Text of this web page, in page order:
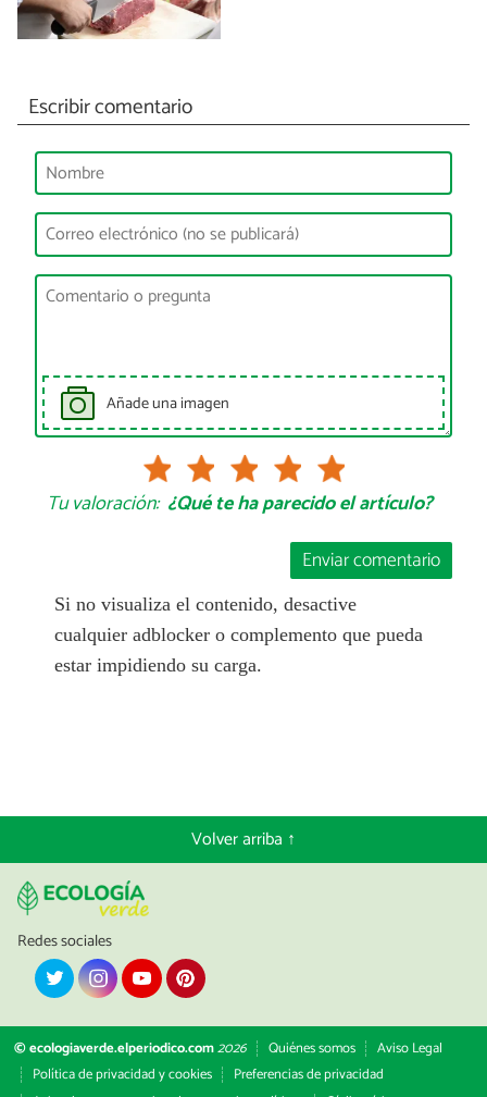
Escribir comentario
Añade una imagen
Tu valoración: ¿Qué te ha parecido el artículo?
Enviar comentario
Si no visualiza el contenido, desactive
cualquier adblocker o complemento que pueda
estar impidiendo su carga.
Volver arriba ↑
Redes sociales
© ecologiaverde.elperiodico.com2026 Quiénes somos
Aviso Legal
Política de privacidad y cookies
Preferencias de privacidad